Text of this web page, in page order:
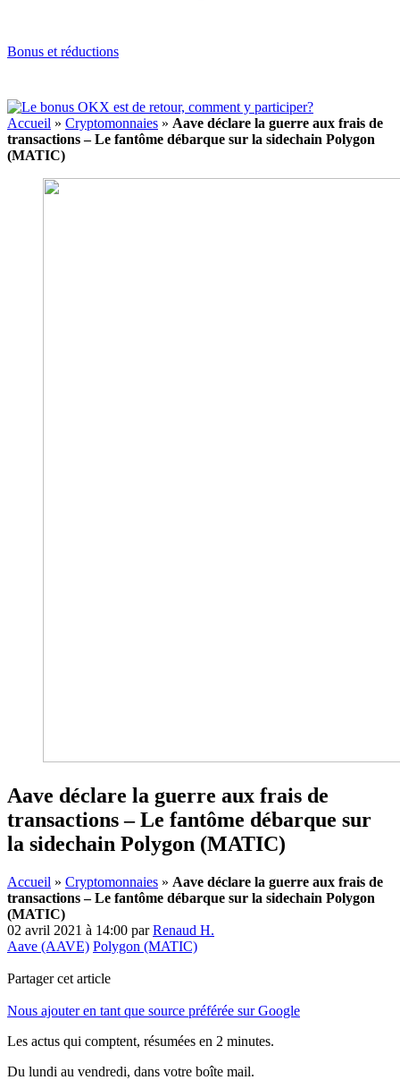
Bonus et réductions
Accueil » Cryptomonnaies » Aave déclare la guerre aux frais de
transactions – Le fantôme débarque sur la sidechain Polygon
(MATIC)
Aave déclare la guerre aux frais de
transactions – Le fantôme débarque sur
la sidechain Polygon (MATIC)
Accueil » Cryptomonnaies » Aave déclare la guerre aux frais de
transactions – Le fantôme débarque sur la sidechain Polygon
(MATIC)
02 avril 2021 à 14:00 parRenaud H.
Aave (AAVE) Polygon (MATIC)
Partager cet article
Nous ajouter en tant que source préférée sur Google
Les actus qui comptent, résumées en 2 minutes.
Du lundi au vendredi, dans votre boîte mail.